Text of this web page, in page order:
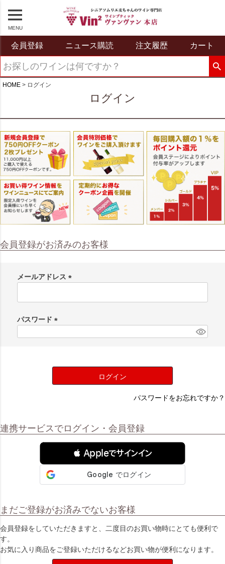
MENU
会員登録 ニュース購読 注文履歴 カート
HOME ログイン
ログイン
会員登録がお済みのお客様
メールアドレス
必
パスワード
ログイン
パスワードをお忘れですか？
連携サービスでログイン・会員登録
 Appleでサインイン
まだご登録がお済みでないお客様
会員登録をしていただきますと、二度目のお買い物時にとても便利で
す。
お気に入り商品をご登録いただけるなどお買い物が便利になります。